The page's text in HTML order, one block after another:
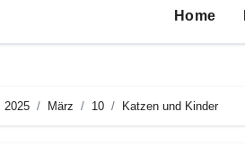
Home
2025 März 10 Katzen und Kinder